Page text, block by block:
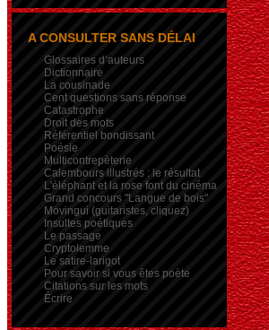
A CONSULTER SANS DÉLAI
Glossaires d’auteurs
Dictionnaire
La cousinade
Cent questions sans réponse
Catastrophe
Droit des mots
Référentiel bondissant
Poésie
Multicontrepèterie
Calembours illustrés : le résultat
L'éléphant et la rose font du cinéma
Grand concours "Langue de bois"
Movingui (guitaristes, cliquez)
Insultes poétiques
Le passage
Cryptolemme
Le satire-larigot
Pour savoir si vous êtes poète
Citations sur les mots
Écrire